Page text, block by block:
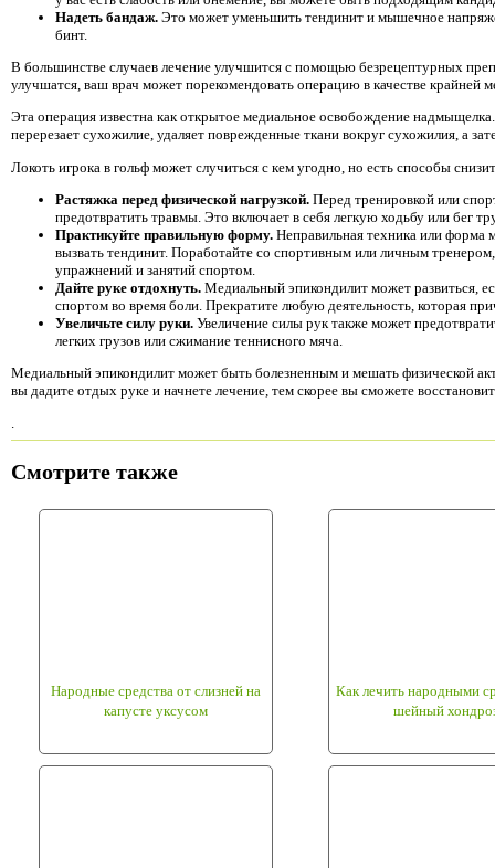
Надеть бандаж. Это может уменьшить тендинит и мышечное
бинт.
В большинстве случаев лечение улучшится с помощью безрецептурных
улучшатся, ваш врач может порекомендовать операцию в качестве крайней
Эта операция известна как открытое медиальное освобождение
перерезает сухожилие, удаляет поврежденные ткани вокруг сухожилия, а
Локоть игрока в гольф может случиться с кем угодно, но есть способы
Растяжка перед физической нагрузкой. Перед тренировкой или
предотвратить травмы. Это включает в себя легкую ходьбу или бег
Практикуйте правильную форму. Неправильная техника или форма
вызвать тендинит. Поработайте со спортивным или личным
упражнений и занятий спортом.
Дайте руке отдохнуть. Медиальный эпикондилит может развиться,
спортом во время боли. Прекратите любую деятельность, которая
Увеличьте силу руки. Увеличение силы рук также может
легких грузов или сжимание теннисного мяча.
Медиальный эпикондилит может быть болезненным и мешать физической
вы дадите отдых руке и начнете лечение, тем скорее вы сможете
Смотрите также
Народные средства от слизней на
капусте уксусом
Как лечить народными
шейный